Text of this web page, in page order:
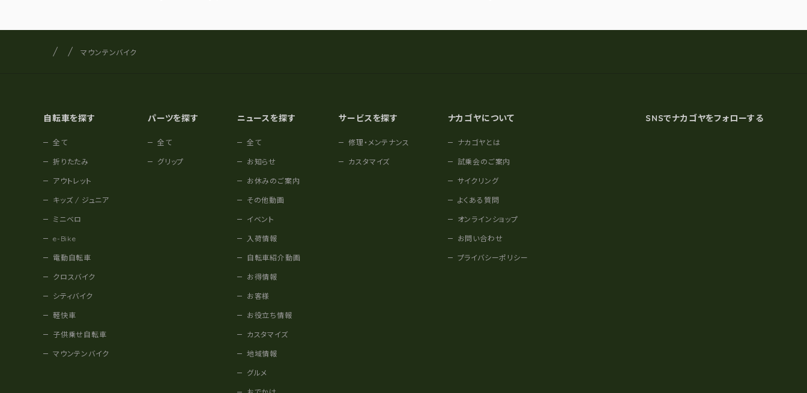
サイト内の現在地
サイクルショップナカゴヤ
マウンテンバイク
自転車を探す
全て
折りたたみ
アウトレット
キッズ / ジュニア
ミニベロ
e-Bike
電動自転車
クロスバイク
シティバイク
軽快車
子供乗せ自転車
マウンテンバイク
パーツを探す
全て
グリップ
ニュースを探す
全て
お知らせ
お休みのご案内
その他動画
イベント
入荷情報
自転車紹介動画
お得情報
お客様
お役立ち情報
カスタマイズ
地域情報
グルメ
サービスを探す
修理・メンテナンス
カスタマイズ
ナカゴヤについて
ナカゴヤとは
試乗会のご案内
サイクリング
よくある質問
オンラインショップ
お問い合わせ
プライバシーポリシー
SNSでナカゴヤをフォローする